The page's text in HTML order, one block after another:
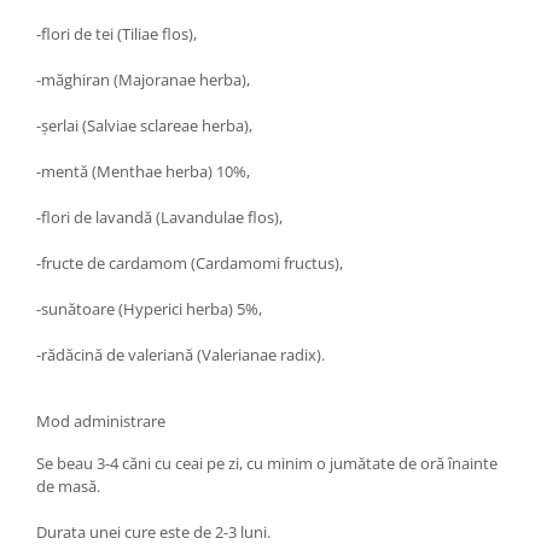
Inflamatii
Insomnie
Insuficiență cardiacă
Memorie
Menopauza
Meteorism
Migrene
Parazitoză digestivă
Pediatrie
Piele, par si unghii
Pneumonie
-flori de tei (Tiliae flos),
-măghiran (Majoranae herba),
-şerlai (Salviae sclareae herba),
-mentă (Menthae herba) 10%,
-flori de lavandă (Lavandulae flos),
-fructe de cardamom (Cardamomi fructus),
-sunătoare (Hyperici herba) 5%,
-rădăcină de valeriană (Valerianae radix).
Mod administrare
Se beau 3-4 căni cu ceai pe zi, cu minim o jumătate de oră înainte
de masă.
Durata unei cure este de 2-3 luni.